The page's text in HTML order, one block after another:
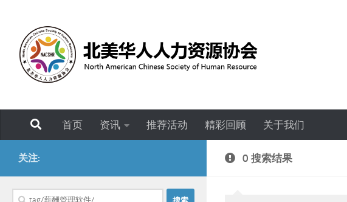
首页 资讯 推荐活动 精彩回顾 关于我们
0 搜索结果
关注:
搜